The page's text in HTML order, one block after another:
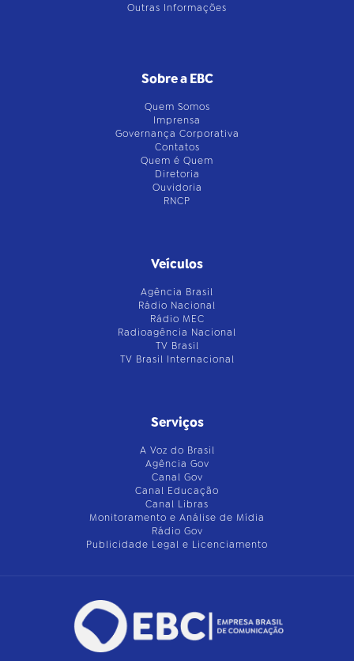
Outras Informações
Sobre a EBC
Quem Somos
Imprensa
Governança Corporativa
Contatos
Quem é Quem
Diretoria
Ouvidoria
RNCP
Veículos
Agência Brasil
Rádio Nacional
Rádio MEC
Radioagência Nacional
TV Brasil
TV Brasil Internacional
Serviços
A Voz do Brasil
Agência Gov
Canal Gov
Canal Educação
Canal Libras
Monitoramento e Análise de Mídia
Rádio Gov
Publicidade Legal e Licenciamento